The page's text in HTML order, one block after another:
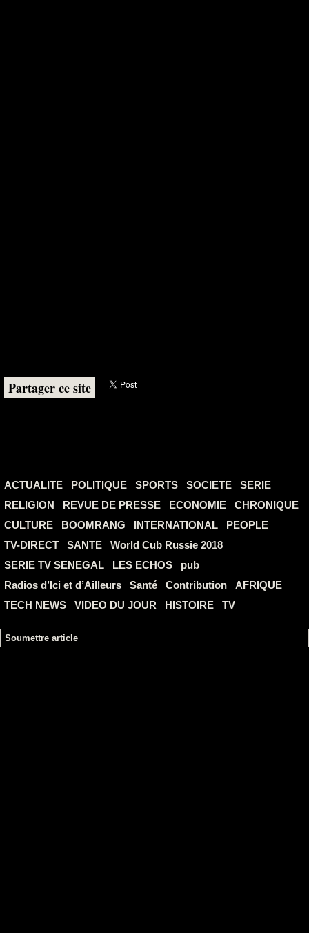
Partager ce site
ACTUALITE POLITIQUE SPORTS SOCIETE
SERIE
RELIGION
REVUE DE PRESSE ECONOMIE
CHRONIQUE
CULTURE
BOOMRANG INTERNATIONAL
PEOPLE
TV-DIRECT
SANTE
World Cub Russie 2018
SERIE TV SENEGAL
LES ECHOS
pub
Radios d’Ici et d’Ailleurs
Santé Contribution
AFRIQUE
TECH NEWS
VIDEO DU JOUR HISTOIRE TV
Soumettre article